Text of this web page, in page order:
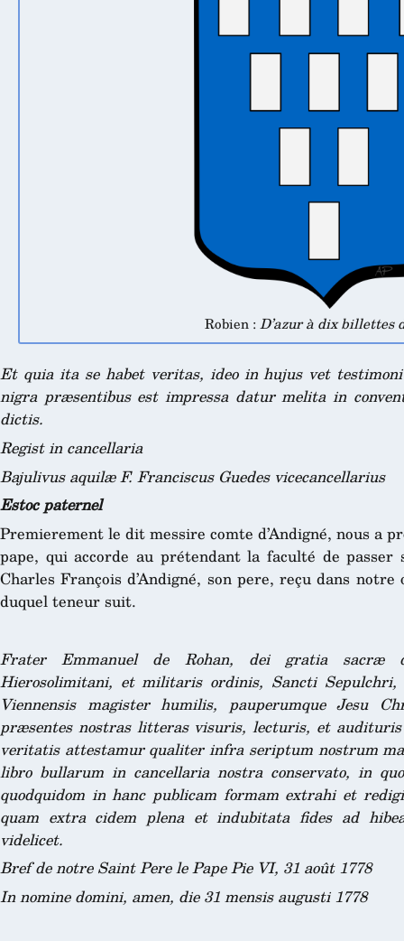
Robien : D’azur à dix billettes
Et quia ita se habet veritas, ideo in hujus vet
nigra præsentibus est impressa datur melita in
dictis.
Regist in cancellaria
Bajulivus aquilæ F. Franciscus Guedes vicecancellarius
Estoc paternel
Premierement le dit messire comte d’Andigné, nous a
pape, qui accorde au prétendant la faculté de
Charles François d’Andigné, son pere, reçu dans
duquel teneur suit.
Frater Emmanuel de Rohan, dei gratia sacræ
Hierosolimitani, et militaris ordinis, Sancti
Viennensis magister humilis, pauperumque Jesu
præsentes nostras litteras visuris, lecturis, et
veritatis attestamur qualiter infra seriptum nostrum
libro bullarum in cancellaria nostra conservato, in
quodquidom in hanc publicam formam extrahi et
quam extra cidem plena et indubitata fides ad
videlicet.
Bref de notre Saint Pere le Pape Pie VI, 31 août 1778
In nomine domini, amen, die 31 mensis augusti 1778